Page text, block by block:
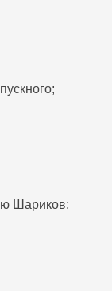
Шариков;